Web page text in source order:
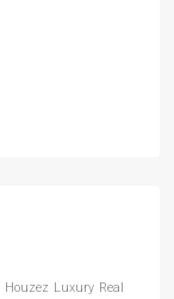
Houzez Luxury Real